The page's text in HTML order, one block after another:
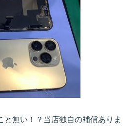
無い！？当店独自の補償ありま